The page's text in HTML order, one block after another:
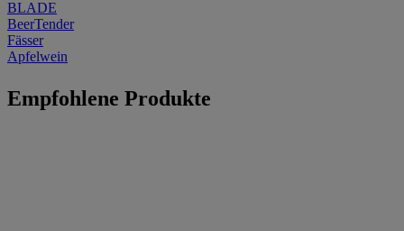
BLADE
BeerTender
Fässer
Apfelwein
Empfohlene Produkte